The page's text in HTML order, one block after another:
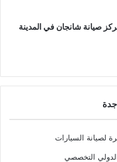
صيانة شانجان في المدينة
لصيانة السيارات
التخصصي